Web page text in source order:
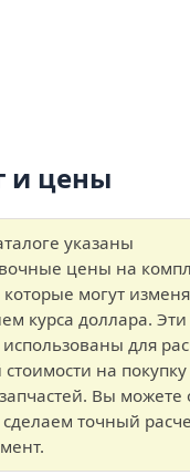
и цены
указаны
цены на
которые могут
курса доллара.
для
на покупку
Вы можете
точный